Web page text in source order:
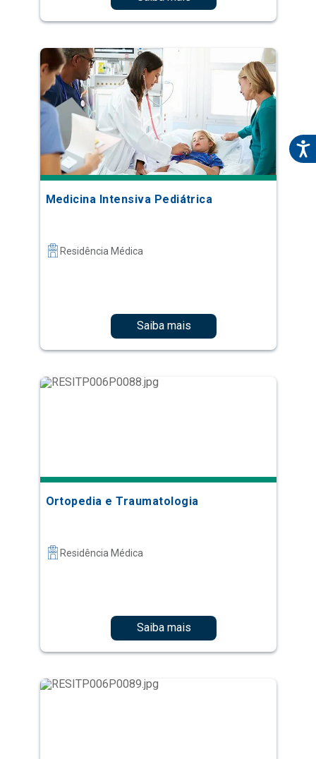
Medicina Intensiva Pediátrica
Residência Médica
Saiba mais
Ortopedia e Traumatologia
Residência Médica
Saiba mais